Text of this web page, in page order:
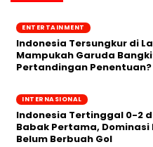
ENTERTAINMENT
Indonesia Tersungkur di
Mampukah Garuda
Pertandingan Penentuan?
INTERNASIONAL
Indonesia Tertinggal 0-2
Babak Pertama, Dominasi
Belum Berbuah Gol